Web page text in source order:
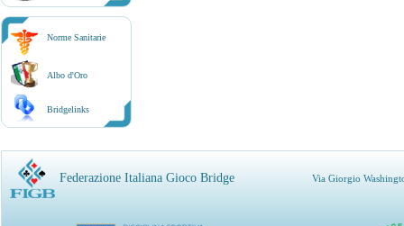
Norme Sanitarie
Albo d'Oro
Bridgelinks
Federazione Italiana Gioco Bridge Via Giorgio